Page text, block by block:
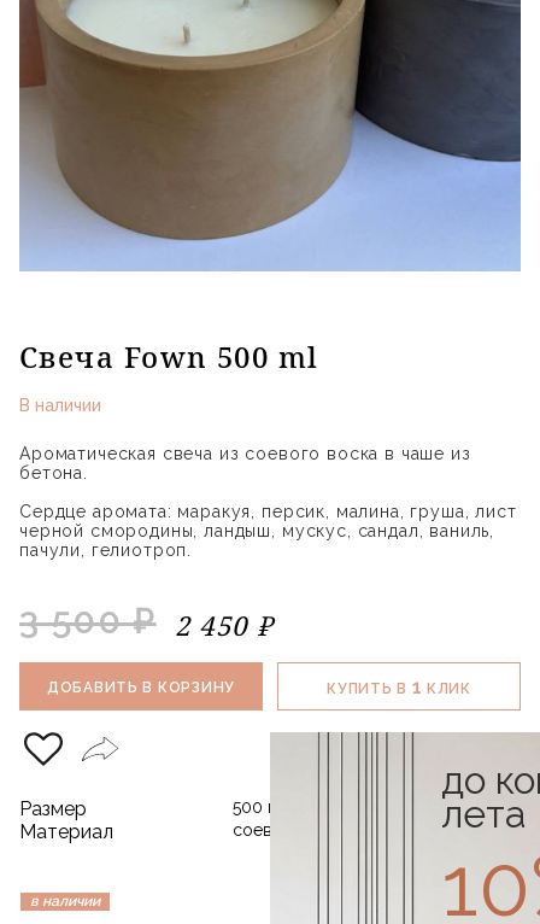
Свеча Fown 500 ml
В наличии
Ароматическая свеча из соевого воска в чаше из
бетона.
Сердце аромата: маракуя, персик, малина, груша, лист
черной смородины, ландыш, мускус, сандал, ваниль,
пачули, гелиотроп.
3 500 ₽ 2 450 ₽
ДОБАВИТЬ В КОРЗИНУ КУПИТЬ В 1 КЛИК
Размер 500 мл
Материал соевый воск / бетон
в наличии
-30%
до
лета